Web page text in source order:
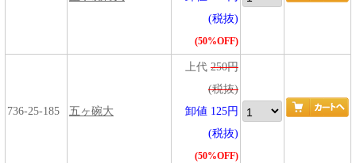
(税抜)
(50%OFF)
736-25-185 五ヶ碗大
上代 250円
(税抜)
卸値 125円
(税抜)
(50%OFF)